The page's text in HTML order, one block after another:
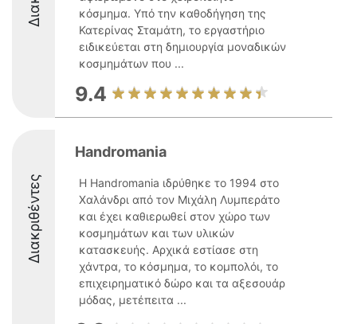
κόσμημα. Υπό την καθοδήγηση της
Κατερίνας Σταμάτη, το εργαστήριο
ειδικεύεται στη δημιουργία μοναδικών
κοσμημάτων που ...
9.4
Διακριθέντες
Handromania
Η Handromania ιδρύθηκε το 1994 στο
Χαλάνδρι από τον Μιχάλη Λυμπεράτο
και έχει καθιερωθεί στον χώρο των
κοσμημάτων και των υλικών
κατασκευής. Αρχικά εστίασε στη
χάντρα, το κόσμημα, το κομπολόι, το
επιχειρηματικό δώρο και τα αξεσουάρ
μόδας, μετέπειτα ...